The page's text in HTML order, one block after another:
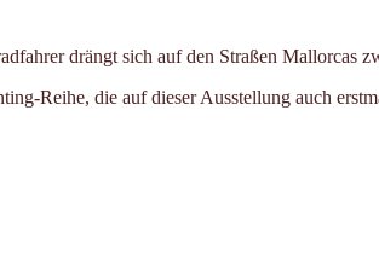
drängt sich auf den Straßen Mallorcas
Reihe, die auf dieser Ausstellung auch